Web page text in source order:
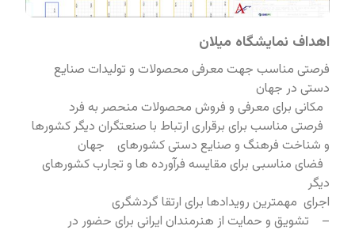
اهداف نمایشگاه میلان
فرصتی مناسب جهت معرفی محصولات و تولیدات صنایع
دستی در جهان
مکانی برای معرفی و فروش محصولات منحصر به فرد
فرصتی مناسب برای برقراری ارتباط با صنعتگران دیگر کشورها
و شناخت فرهنگ و صنایع دستی کشورهای جهان
فضای مناسبی برای مقایسه فرآورده ها و تجارب کشورهای
دیگر
اجرای مهمترین رویدادها برای ارتقا گردشگری
– تشویق و حمایت از هنرمندان ایرانی برای حضور در